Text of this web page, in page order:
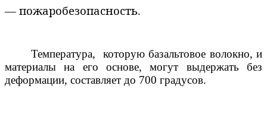
— пожаробезопасность.
Температура, которую базальтовое волокно, и
материалы на его основе, могут выдержать без
деформации, составляет до 700 градусов.